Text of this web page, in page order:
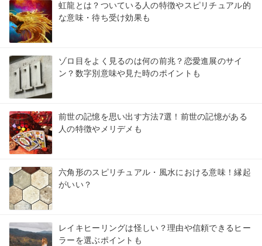
虹龍とは？ついている人の特徴やスピリチュアル的
な意味・待ち受け効果も
ゾロ目をよく見るのは何の前兆？恋愛進展のサイ
ン？数字別意味や見た時のポイントも
前世の記憶を思い出す方法7選！前世の記憶がある
人の特徴やメリデメも
六角形のスピリチュアル・風水における意味！縁起
がいい？
レイキヒーリングは怪しい？理由や信頼できるヒー
ラーを選ぶポイントも